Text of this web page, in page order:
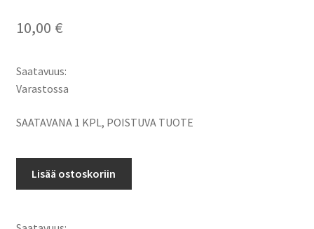
10,00 €
Saatavuus:
Varastossa
SAATAVANA 1 KPL, POISTUVA TUOTE
Lisää ostoskoriin